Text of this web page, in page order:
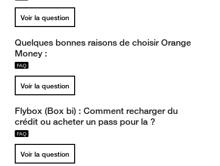
Voir la question
Quelques bonnes raisons de choisir Orange
Money :
Voir la question
Flybox (Box bi) : Comment recharger du
crédit ou acheter un pass pour la ?
Voir la question